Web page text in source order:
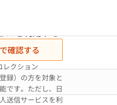
確認する
レクション
録）の方を対象と
です。ただし、日
送信サービスを利